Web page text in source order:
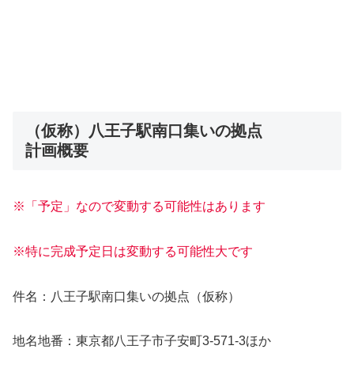
（仮称）八王子駅南口集いの拠点
計画概要
※「予定」なので変動する可能性はあります
※特に完成予定日は変動する可能性大です
件名：八王子駅南口集いの拠点（仮称）
地名地番：東京都八王子市子安町3-571-3ほか